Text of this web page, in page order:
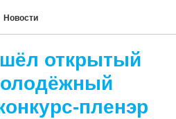
Новости
открытый
пленэр